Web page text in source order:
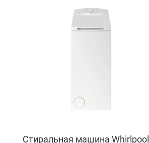
Стиральная машина Whirlpool